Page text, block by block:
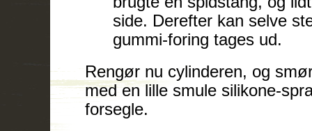
side. Derefter kan selve
gummi-foring tages ud.
Rengør nu cylinderen, og
med en lille smule silikone-
forsegle.